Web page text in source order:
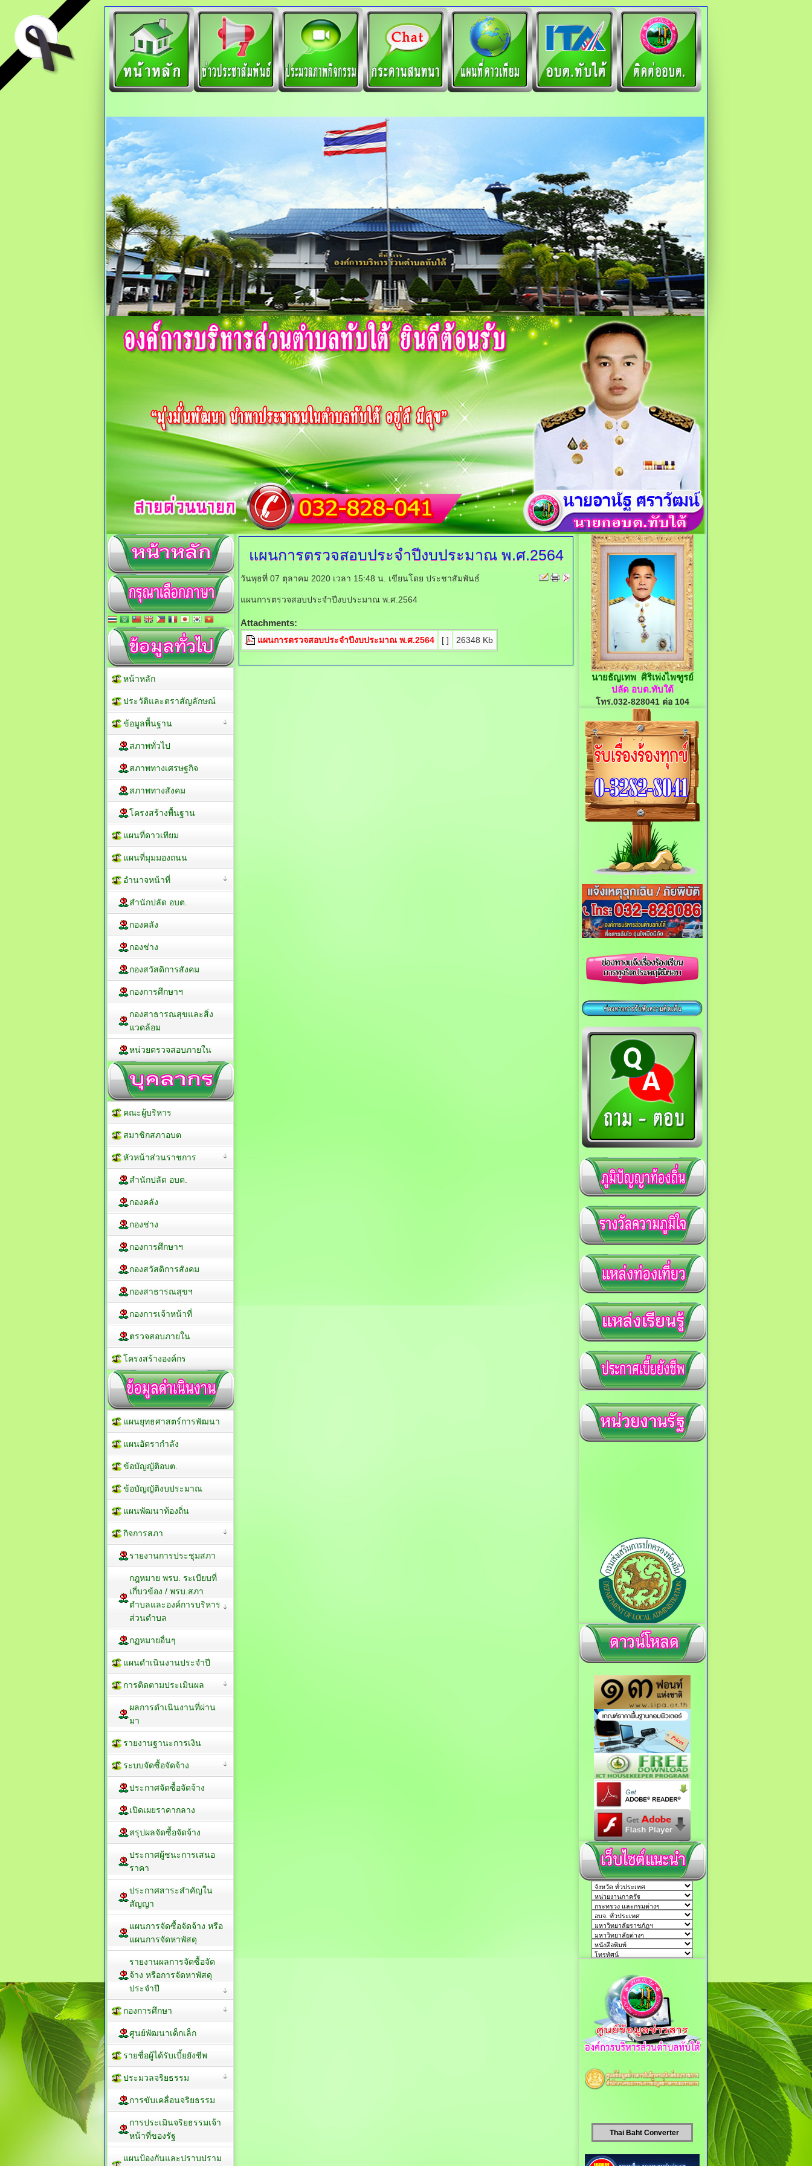
แผนการตรวจสอบประจำปีงบประมาณพ.ศ.2564
วันพุธที่ 07 ตุลาคม 2020 เวลา 15:48 น. เขียนโดย ประชาสัมพันธ์
แผนการตรวจสอบประจำปีงบประมาณ พ.ศ.2564
Attachments:
แผนการตรวจสอบประจำปีงบประมาณ พ.ศ.2564 [ ] 26348 Kb
หน้าหลัก
ประวัติและตราสัญลักษณ์
ข้อมูลพื้นฐาน
สภาพทั่วไป
สภาพทางเศรษฐกิจ
สภาพทางสังคม
โครงสร้างพื้นฐาน
แผนที่ดาวเทียม
แผนที่มุมมองถนน
อำนาจหน้าที่
สำนักปลัด อบต.
กองคลัง
กองช่าง
กองสวัสดิการสังคม
กองการศึกษาฯ
กองสาธารณสุขและสิ่ง
แวดล้อม
หน่วยตรวจสอบภายใน
คณะผู้บริหาร
สมาชิกสภาอบต
หัวหน้าส่วนราชการ
สำนักปลัด อบต.
กองคลัง
กองช่าง
กองการศึกษาฯ
กองสวัสดิการสังคม
กองสาธารณสุขฯ
กองการเจ้าหน้าที่
ตรวจสอบภายใน
โครงสร้างองค์กร
แผนยุทธศาสตร์การพัฒนา
แผนอัตรากำลัง
ข้อบัญญัติอบต.
ข้อบัญญัติงบประมาณ
แผนพัฒนาท้องถิ่น
กิจการสภา
รายงานการประชุมสภา
กฎหมาย พรบ. ระเบียบที่
เกี่บวข้อง / พรบ.สภา
ตำบลและองค์การบริหาร
ส่วนตำบล
กฏหมายอื่นๆ
แผนดำเนินงานประจำปี
การติดตามประเมินผล
ผลการดำเนินงานที่ผ่าน
มา
รายงานฐานะการเงิน
ระบบจัดซื้อจัดจ้าง
ประกาศจัดซื้อจัดจ้าง
เปิดเผยราคากลาง
สรุปผลจัดซื้อจัดจ้าง
ประกาศผู้ชนะการเสนอ
ราคา
ประกาศสาระสำคัญใน
สัญญา
แผนการจัดซื้อจัดจ้าง หรือ
แผนการจัดหาพัสดุ
รายงานผลการจัดซื้อจัด
จ้าง หรือการจัดหาพัสดุ
ประจำปี
กองการศึกษา
ศูนย์พัฒนาเด็กเล็ก
รายชื่อผู้ได้รับเบี้ยยังชีพ
ประมวลจริยธรรม
การขับเคลื่อนจริยธรรม
การประเมินจริยธรรมเจ้า
หน้าที่ของรัฐ
แผนป้องกันและปราบปราม
นายธัญเทพ ศิริเพ่งไพฑูรย์
ปลัด อบต.ทับใต้
โทร.032-828041 ต่อ 104
Thai Baht Converter